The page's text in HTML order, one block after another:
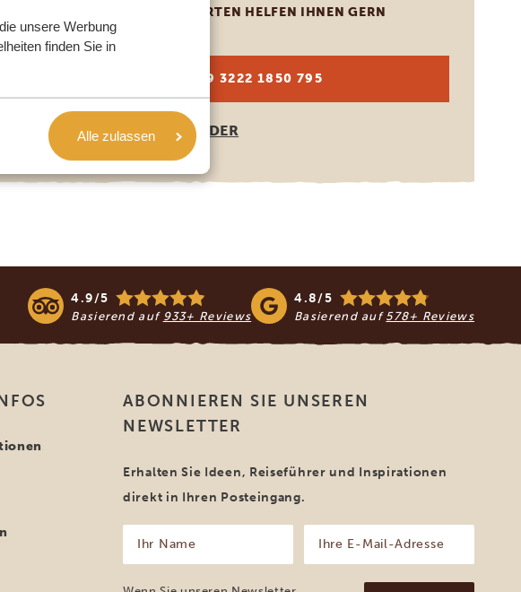
unsere Werbung
finden Sie in
Alle zulassen
UNSERE EXPERTEN HELFEN IHNEN GERN
+49 3222 1850 795
ANDERE LÄNDER
4.9/5
Basierend auf 933+ Reviews
4.8/5
Basierend auf 578+ Reviews
ABONNIEREN SIE UNSEREN
NEWSLETTER
Erhalten Sie Ideen, Reiseführer und Inspirationen
direkt in Ihren Posteingang.
Name
(erforderlich)
Mail-